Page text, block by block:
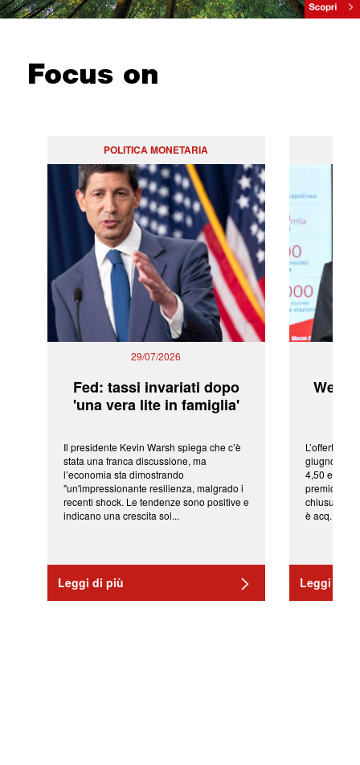
Focus on
POLITICA MONETARIA
29/07/2026
Fed: tassi invariati dopo
'una vera lite in famiglia'
Il presidente Kevin Warsh spiega che c’è
stata una franca discussione, ma
l’economia sta dimostrando
"un'impressionante resilienza, malgrado i
recenti shock. Le tendenze sono positive e
indicano una crescita sol...
Leggi di più
L’offerta
giugno da
4,50 euro
premio di
chiusura
è acq...
Leggi di